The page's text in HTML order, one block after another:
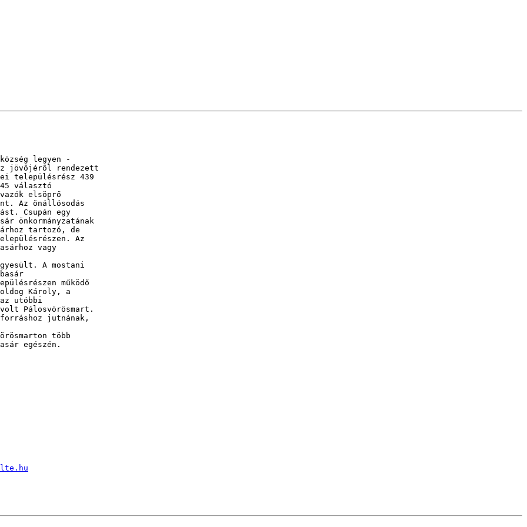
legyen -
jövőjéről rendezett
településrész 439
választó
elsöprő
Az önállósodás
Csupán egy
önkormányzatának
tartozó, de
Az
vagy
A mostani
működő
Károly, a
utóbbi
Pálosvörösmart.
jutnának,
több
egészén.